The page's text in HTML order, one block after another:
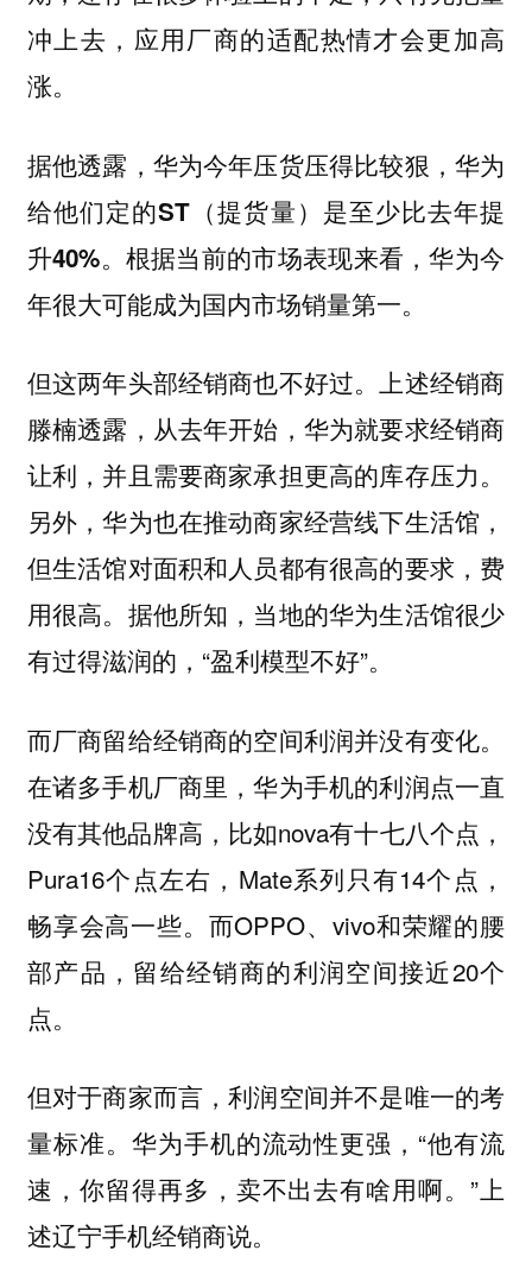
冲上去，应用厂商的适配热情才会更加高
涨。
据他透露，华为今年压货压得比较狠， 华为
给他们定的ST（提货量）是至少比去年提
升40%。根据当前的市场表现来看，华为今
年很大可能成为国内市场销量第一。
但这两年头部经销商也不好过。上述经销商
滕楠透露，从去年开始，华为就要求经销商
让利，并且需要商家承担更高的库存压力。
另外，华为也在推动商家经营线下生活馆，
但生活馆对面积和人员都有很高的要求，费
用很高。据他所知，当地的华为生活馆很少
有过得滋润的，“盈利模型不好”。
而厂商留给经销商的空间利润并没有变化。
在诸多手机厂商里，华为手机的利润点一直
没有其他品牌高，比如nova有十七八个点，
Pura16个点左右，Mate系列只有14个点，
畅享会高一些。而OPPO、vivo和荣耀的腰
部产品，留给经销商的利润空间接近20个
点。
但对于商家而言，利润空间并不是唯一的考
量标准。华为手机的流动性更强，“他有流
速，你留得再多，卖不出去有啥用啊。”上
述辽宁手机经销商说。